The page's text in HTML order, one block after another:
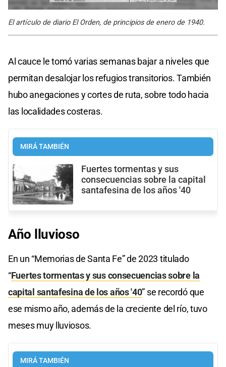
El artículo de diario El Orden, de principios de enero de 1940.
Al cauce le tomó varias semanas bajar a niveles que
permitan desalojar los refugios transitorios. También
hubo anegaciones y cortes de ruta, sobre todo hacia
las localidades costeras.
MIRÁ TAMBIÉN
Fuertes tormentas y sus
consecuencias sobre la capital
santafesina de los años '40
Año lluvioso
En un “Memorias de Santa Fe” de 2023 titulado
“Fuertes tormentas y sus consecuencias sobre la
capital santafesina de los años '40” se recordó que
ese mismo año, además de la creciente del río, tuvo
meses muy lluviosos.
MIRÁ TAMBIÉN